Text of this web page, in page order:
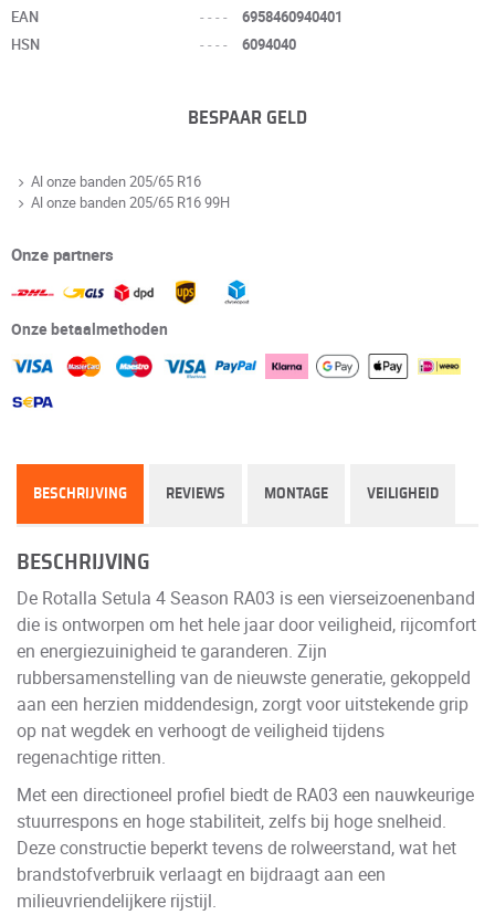
EAN ----
6958460940401
HSN
---- 6094040
BESPAAR GELD
Al onze banden 205/65 R16
Al onze banden 205/65 R16 99H
Onze partners
Onze betaalmethoden
BESCHRIJVING REVIEWS MONTAGE VEILIGHEID
BESCHRIJVING
De Rotalla Setula 4 Season RA03 is een vierseizoenenband
die is ontworpen om het hele jaar door veiligheid, rijcomfort
en energiezuinigheid te garanderen. Zijn
rubbersamenstelling van de nieuwste generatie, gekoppeld
aan een herzien middendesign, zorgt voor uitstekende grip
op nat wegdek en verhoogt de veiligheid tijdens
regenachtige ritten.
Met een directioneel profiel biedt de RA03 een nauwkeurige
stuurrespons en hoge stabiliteit, zelfs bij hoge snelheid.
Deze constructie beperkt tevens de rolweerstand, wat het
brandstofverbruik verlaagt en bijdraagt aan een
milieuvriendelijkere rijstijl.